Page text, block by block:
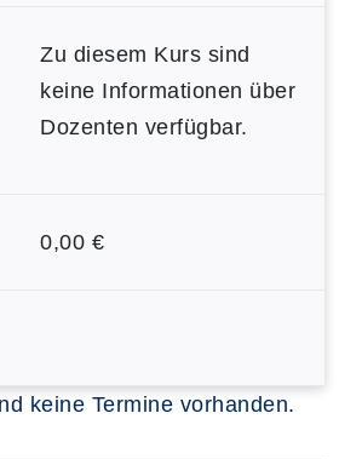
Zu diesem Kurs sind
keine Informationen über
Dozenten verfügbar.
0,00 €
keine Termine vorhanden.